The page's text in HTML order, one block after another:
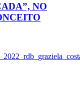
NO